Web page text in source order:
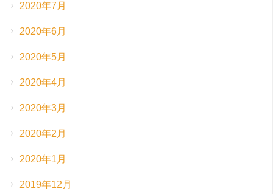
2020年7月
2020年6月
2020年5月
2020年4月
2020年3月
2020年2月
2020年1月
2019年12月